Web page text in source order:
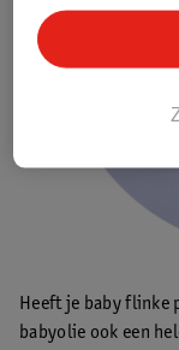
Heeft je baby flinke
babyolie ook een